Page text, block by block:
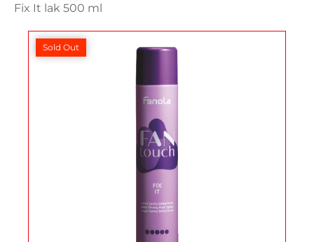
Fix It lak 500 ml
Sold Out